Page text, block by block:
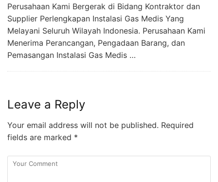
Perusahaan Kami Bergerak di Bidang Kontraktor dan
Supplier Perlengkapan Instalasi Gas Medis Yang
Melayani Seluruh Wilayah Indonesia. Perusahaan Kami
Menerima Perancangan, Pengadaan Barang, dan
Pemasangan Instalasi Gas Medis …
Leave a Reply
Your email address will not be published. Required
fields are marked *